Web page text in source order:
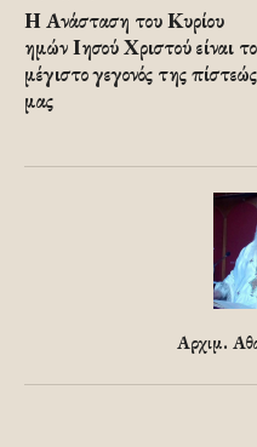
Η Ανάσταση του Κυρίου
ημών Ιησού Χριστού είναι το
μέγιστο γεγονός της πίστεώς
μας
Αρχιμ.